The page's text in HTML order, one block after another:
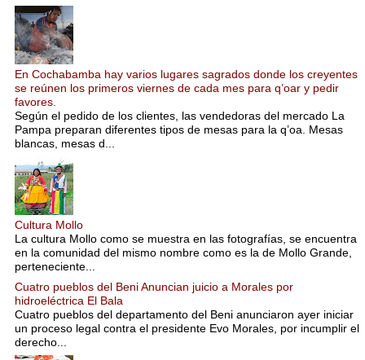
En Cochabamba hay varios lugares sagrados donde los creyentes
se reúnen los primeros viernes de cada mes para q’oar y pedir
favores.
Según el pedido de los clientes, las vendedoras del mercado La
Pampa preparan diferentes tipos de mesas para la q’oa. Mesas
blancas, mesas d...
Cultura Mollo
La cultura Mollo como se muestra en las fotografías, se encuentra
en la comunidad del mismo nombre como es la de Mollo Grande,
perteneciente...
Cuatro pueblos del Beni Anuncian juicio a Morales por
hidroeléctrica El Bala
Cuatro pueblos del departamento del Beni anunciaron ayer iniciar
un proceso legal contra el presidente Evo Morales, por incumplir el
derecho...